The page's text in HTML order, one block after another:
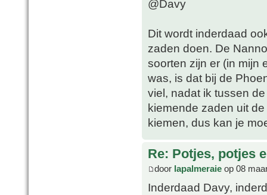
@Davy
Dit wordt inderdaad
zaden doen. De
soorten zijn er (in mijn
was, is dat bij de
viel, nadat ik tussen
kiemende zaden uit
kiemen, dus kan je
Re: Potjes, potjes
door lapalmeraie op 08
Inderdaad Davy,